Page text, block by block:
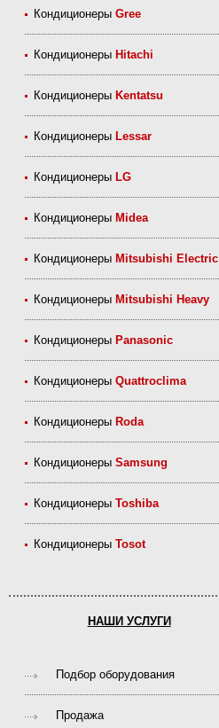
КондиционерыGree
Кондиционеры Hitachi
Кондиционеры Kentatsu
Кондиционеры Lessar
Кондиционеры LG
Кондиционеры Midea
Кондиционеры Mitsubishi Electric
Кондиционеры Mitsubishi Heavy
Кондиционеры Panasonic
КондиционерыQuattroclima
Кондиционеры Roda
КондиционерыSamsung
КондиционерыToshiba
КондиционерыTosot
НАШИ УСЛУГИ
Подбор оборудования
Продажа